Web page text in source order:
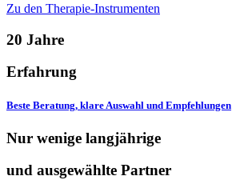
Zu den Therapie-Instrumenten
20 Jahre
Erfahrung
Beste Beratung, klare Auswahl und Empfehlungen
Nur wenige langjährige
und ausgewählte Partner